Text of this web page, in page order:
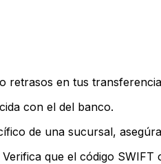
en tus
con el del banco.
de una sucursal,
que el código